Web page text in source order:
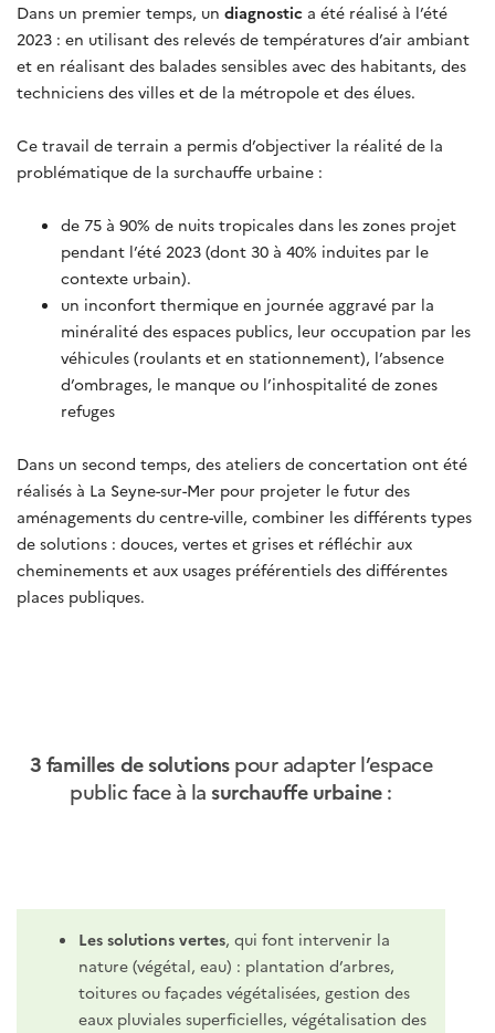
Dans un premier temps, un diagnostic a été réalisé à l’été
2023 : en utilisant des relevés de températures d’air ambiant
et en réalisant des balades sensibles avec des habitants, des
techniciens des villes et de la métropole et des élues.
Ce travail de terrain a permis d’objectiver la réalité de la
problématique de la surchauffe urbaine :
de 75 à 90% de nuits tropicales dans les zones projet
pendant l’été 2023 (dont 30 à 40% induites par le
contexte urbain).
un inconfort thermique en journée aggravé par la
minéralité des espaces publics, leur occupation par les
véhicules (roulants et en stationnement), l’absence
d’ombrages, le manque ou l’inhospitalité de zones
refuges
Dans un second temps, des ateliers de concertation ont été
réalisés à La Seyne-sur-Mer pour projeter le futur des
aménagements du centre-ville, combiner les différents types
de solutions : douces, vertes et grises et réfléchir aux
cheminements et aux usages préférentiels des différentes
places publiques.
3 familles de solutionspour adapter l’espace
public face à lasurchauffe urbaine :
Les solutions vertes, qui font intervenir la
nature (végétal, eau) : plantation d’arbres,
toitures ou façades végétalisées, gestion des
eaux pluviales superficielles, végétalisation des